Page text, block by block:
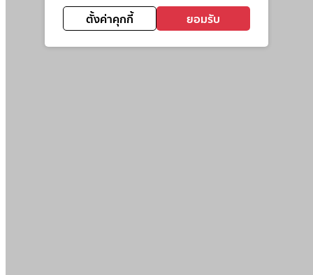
ตั้งค่าคุกกี้ ยอมรับ